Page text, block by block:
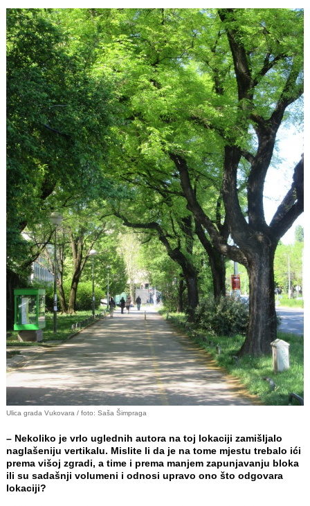
Ulica grada Vukovara / foto: Saša Šimpraga
– Nekoliko je vrlo uglednih autora na toj lokaciji zamišljalo
naglašeniju vertikalu. Mislite li da je na tome mjestu trebalo ići
prema višoj zgradi, a time i prema manjem zapunjavanju bloka
ili su sadašnji volumeni i odnosi upravo ono što odgovara
lokaciji?